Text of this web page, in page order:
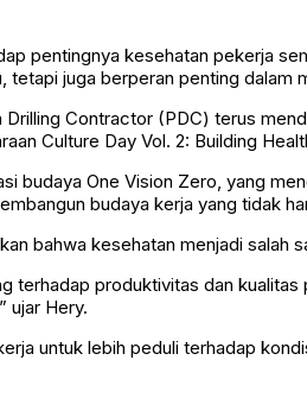
pentingnya kesehatan pekerja
tetapi juga berperan penting
Contractor (PDC) terus
Culture Day Vol. 2: Building
budaya One Vision Zero, yang
budaya kerja yang tidak
bahwa kesehatan menjadi
terhadap produktivitas dan
ujar Hery.
untuk lebih peduli terhadap